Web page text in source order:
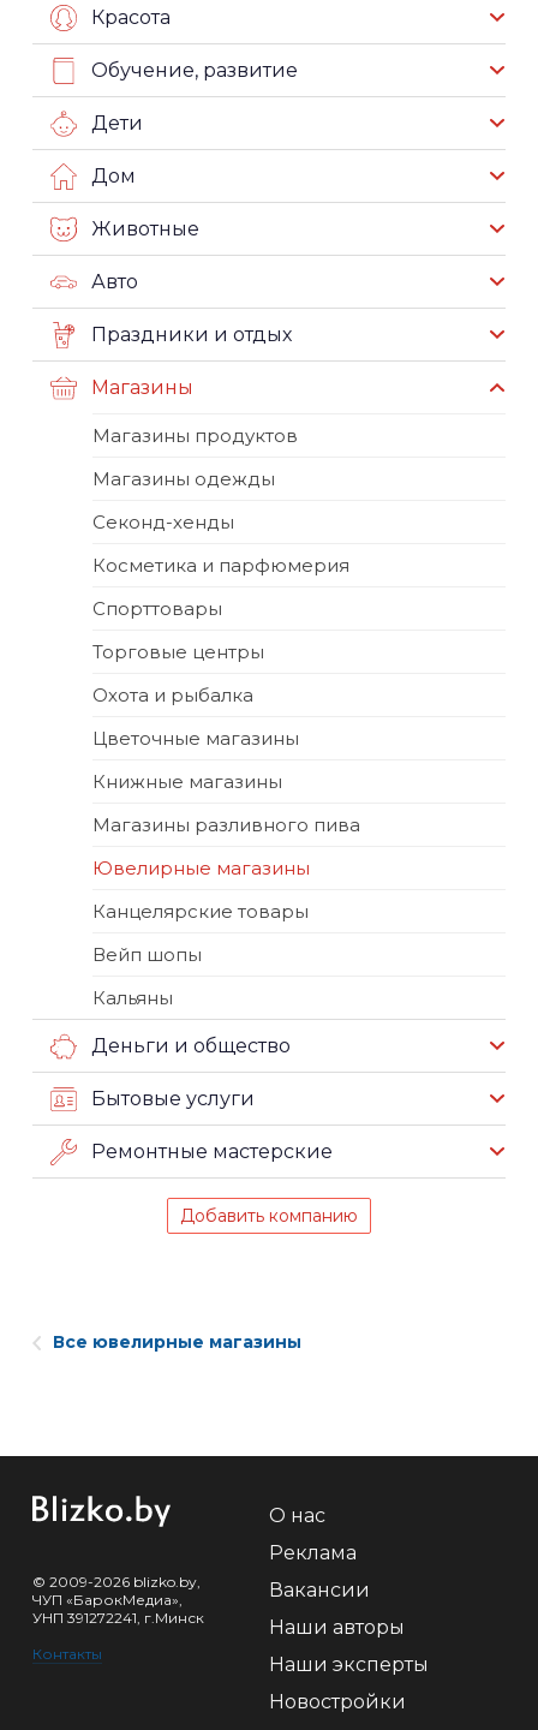
Красота
Обучение, развитие
Дети
Дом
Животные
Авто
Праздники и отдых
Магазины
Магазины продуктов
Магазины одежды
Секонд-хенды
Косметика и парфюмерия
Спорттовары
Торговые центры
Охота и рыбалка
Цветочные магазины
Книжные магазины
Магазины разливного пива
Ювелирные магазины
Канцелярские товары
Вейп шопы
Кальяны
Деньги и общество
Бытовые услуги
Ремонтные мастерские
Добавить компанию
Все ювелирные магазины
© 2009-2026 blizko.by,
ЧУП «БарокМедиа»,
УНП 391272241, г.Минск
Контакты
О нас
Реклама
Вакансии
Наши авторы
Наши эксперты
Новостройки